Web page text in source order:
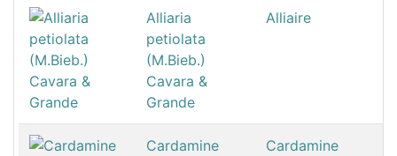
Alliaria
petiolata
(M.Bieb.)
Cavara &
Grande
Alliaire
Cardamine
Cardamine